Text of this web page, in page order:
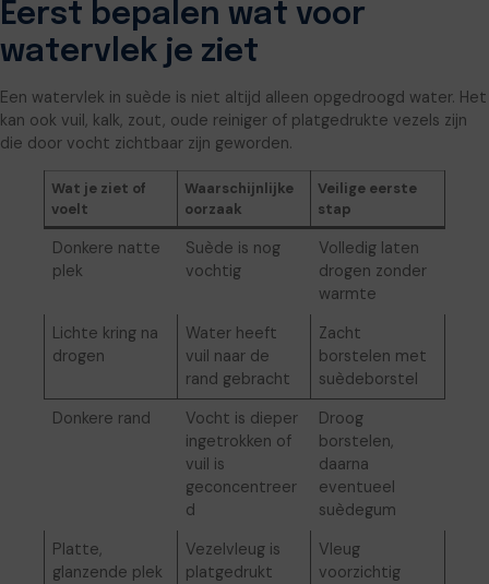
Eerst bepalen wat voor
watervlek je ziet
Een watervlek in suède is niet altijd alleen opgedroogd water. Het
kan ook vuil, kalk, zout, oude reiniger of platgedrukte vezels zijn
die door vocht zichtbaar zijn geworden.
Wat je ziet of
voelt
Waarschijnlijke
oorzaak
Veilige eerste
stap
Donkere natte
plek
Suède is nog
vochtig
Volledig laten
drogen zonder
warmte
Lichte kring na
drogen
Water heeft
vuil naar de
rand gebracht
Zacht
borstelen met
suèdeborstel
Donkere rand
Vocht is dieper
ingetrokken of
vuil is
geconcentreer
d
Droog
borstelen,
daarna
eventueel
suèdegum
Platte,
glanzende plek
Vezelvleug is
platgedrukt
Vleug
voorzichtig